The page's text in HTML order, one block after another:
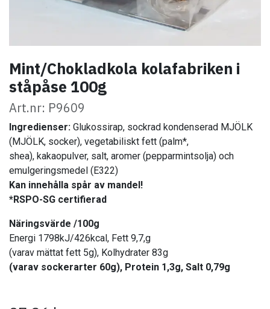
Mint/Chokladkola kolafabriken i
ståpåse 100g
Art.nr: P9609
Ingredienser: Glukossirap, sockrad kondenserad MJÖLK
(MJÖLK, socker), vegetabiliskt fett (palm*,
shea), kakaopulver, salt, aromer (pepparmintsolja) och
emulgeringsmedel (E322)
Kan innehålla spår av mandel!
*RSPO-SG certifierad
Näringsvärde /100g
Energi 1798kJ/426kcal, Fett 9,7,g
(varav mättat fett 5g), Kolhydrater 83g
(varav sockerarter 60g), Protein 1,3g, Salt 0,79g